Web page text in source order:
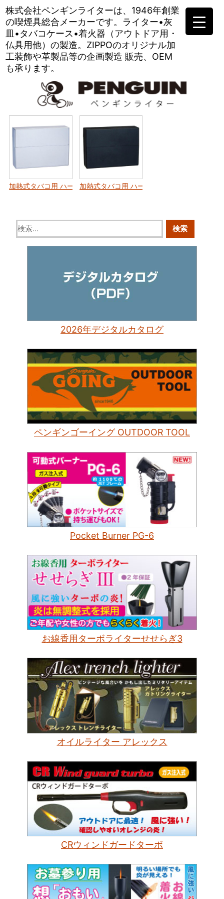
株式会社ペンギンライターは、 1946年創業
の喫煙具総合メーカーです。 ライター•灰
皿•タバコケース•着火器（アウトドア用・
仏具用他）の製造。 ZIPPOのオリジナル加
工装飾や革製品等の企画製造 販売、OEM
も承ります。
加熱式タバコ用 ハードケース〈シルバー〉加熱式タバコ用 ハードケース〈ブラック〉
2026年デジタルカタログ
ペンギンゴーイング OUTDOOR TOOL
Pocket Burner PG-6
お線香用ターボライターせせらぎ3
オイルライター アレックス
CRウィンドガードターボ